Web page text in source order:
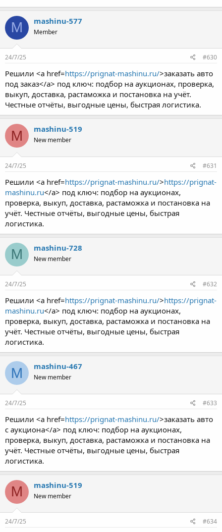
M mashinu-577
Member
24/7/25 #630
Решили <a href=https://prignat-mashinu.ru/>заказать авто
под заказ</a> под ключ: подбор на аукционах, проверка,
выкуп, доставка, растаможка и постановка на учёт.
Честные отчёты, выгодные цены, быстрая логистика.
M mashinu-519
New member
24/7/25 #631
Решили <a href=https://prignat-mashinu.ru/>https://prignat-
mashinu.ru</a> под ключ: подбор на аукционах,
проверка, выкуп, доставка, растаможка и постановка на
учёт. Честные отчёты, выгодные цены, быстрая
логистика.
M mashinu-728
New member
24/7/25 #632
Решили <a href=https://prignat-mashinu.ru/>https://prignat-
mashinu.ru</a> под ключ: подбор на аукционах,
проверка, выкуп, доставка, растаможка и постановка на
учёт. Честные отчёты, выгодные цены, быстрая
логистика.
M mashinu-467
New member
24/7/25 #633
Решили <a href=https://prignat-mashinu.ru/>заказать авто
с аукциона</a> под ключ: подбор на аукционах,
проверка, выкуп, доставка, растаможка и постановка на
учёт. Честные отчёты, выгодные цены, быстрая
логистика.
M mashinu-519
New member
24/7/25 #634